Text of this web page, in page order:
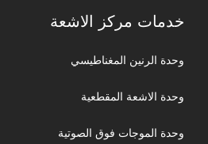
خدمات مركز الاشعة
وحدة الرنين المغناطيسي
وحدة الاشعة المقطعية
وحدة الموجات فوق الصوتية